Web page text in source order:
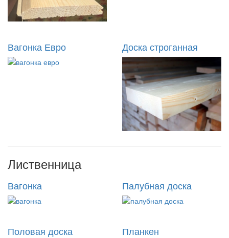
Вагонка Евро Доска строганная
Лиственница
Вагонка Палубная доска
Половая доска Планкен